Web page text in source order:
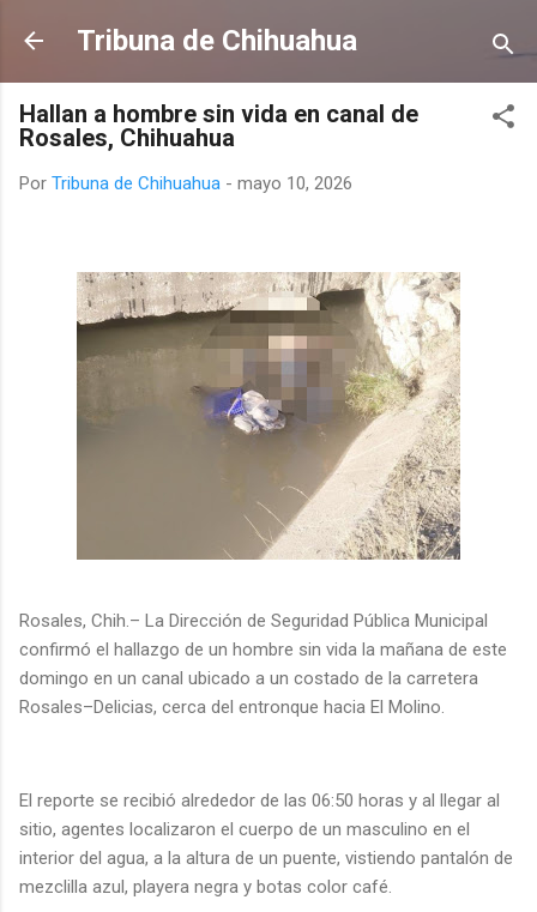
Ir al contenido principal
Tribuna de Chihuahua
Hallan a hombre sin vida en canal de
Rosales, Chihuahua
Por Tribuna de Chihuahua - mayo 10, 2026
Rosales, Chih.– La Dirección de Seguridad Pública Municipal
confirmó el hallazgo de un hombre sin vida la mañana de este
domingo en un canal ubicado a un costado de la carretera
Rosales–Delicias, cerca del entronque hacia El Molino.
El reporte se recibió alrededor de las 06:50 horas y al llegar al
sitio, agentes localizaron el cuerpo de un masculino en el
interior del agua, a la altura de un puente, vistiendo pantalón de
mezclilla azul, playera negra y botas color café.